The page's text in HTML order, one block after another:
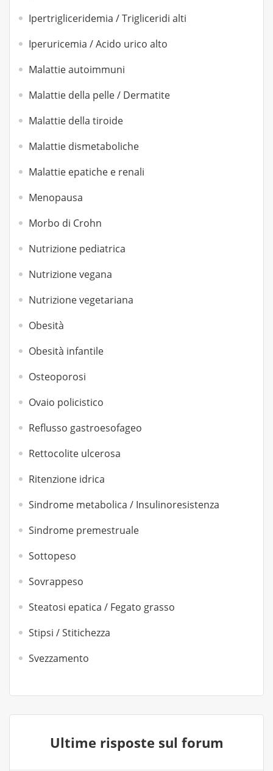
Ipertrigliceridemia / Trigliceridi alti
Iperuricemia / Acido urico alto
Malattie autoimmuni
Malattie della pelle / Dermatite
Malattie della tiroide
Malattie dismetaboliche
Malattie epatiche e renali
Menopausa
Morbo di Crohn
Nutrizione pediatrica
Nutrizione vegana
Nutrizione vegetariana
Obesità
Obesità infantile
Osteoporosi
Ovaio policistico
Reflusso gastroesofageo
Rettocolite ulcerosa
Ritenzione idrica
Sindrome metabolica / Insulinoresistenza
Sindrome premestruale
Sottopeso
Sovrappeso
Steatosi epatica / Fegato grasso
Stipsi / Stitichezza
Svezzamento
Ultime risposte sul forum